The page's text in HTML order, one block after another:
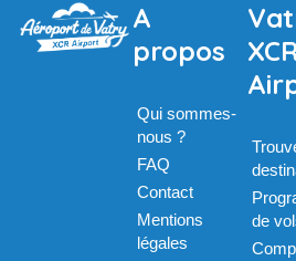
A
propos
Qui sommes-
nous ?
FAQ
Contact
Mentions
légales
de